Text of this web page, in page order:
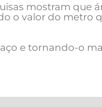
mostram que
o valor do metro
e tornando-o